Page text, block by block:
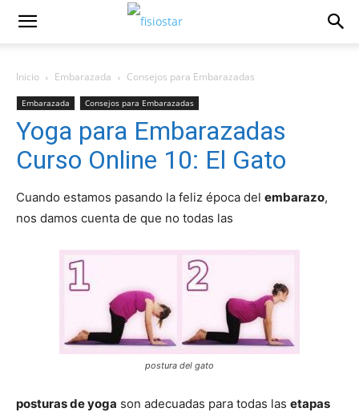
Inicio Embarazada Consejos para Embarazadas
Embarazada Consejos para Embarazadas
Yoga para Embarazadas
Curso Online 10: El Gato
Cuando estamos pasando la feliz época del embarazo,
nos damos cuenta de que no todas las
postura del gato
posturas de yoga son adecuadas para todas las etapas